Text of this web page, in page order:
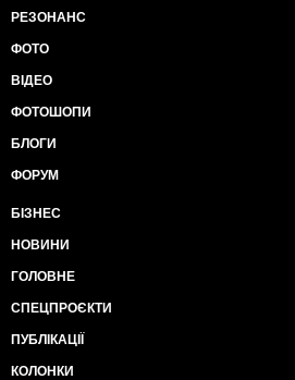
РЕЗОНАНС
ФОТО
ВІДЕО
ФОТОШОПИ
БЛОГИ
ФОРУМ
БІЗНЕС
НОВИНИ
ГОЛОВНЕ
СПЕЦПРОЄКТИ
ПУБЛІКАЦІЇ
КОЛОНКИ